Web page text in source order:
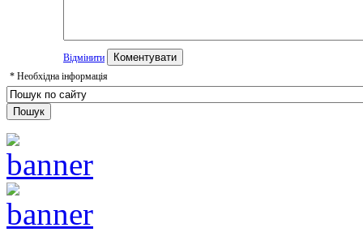
Відмінити
* Необхідна інформація